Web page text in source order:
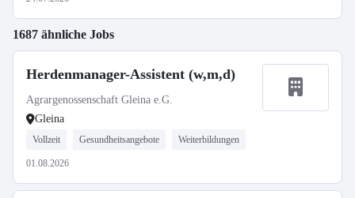
1687 ähnliche Jobs
Herdenmanager-Assistent (w,m,d)
Agrargenossenschaft Gleina e.G.
Gleina
Vollzeit Gesundheitsangebote Weiterbildungen
01.08.2026